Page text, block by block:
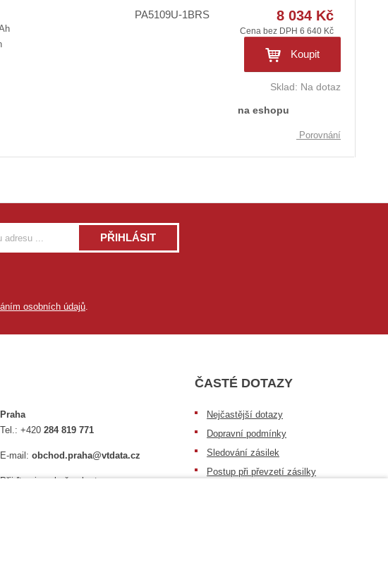
PA5109U-1BRS 8 034 Kč
Cena bez DPH 6 640 Kč
Koupit
Sklad: Na dotaz
na eshopu
Porovnání
PŘIHLÁSIT
osobních údajů
Praha
Tel.:+420284 819 771
E-mail:obchod.praha@vtdata.cz
Přijďte si osobně vybrat:
ČASTÉ DOTAZY
Nejčastější dotazy
Dopravní podmínky
Sledování zásilek
Postup při převzetí zásilky